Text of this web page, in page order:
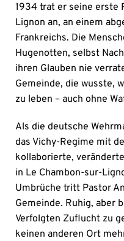
1934 trat er seine erste
Lignon an, an einem
Frankreichs. Die
Hugenotten, selbst
ihren Glauben nie
Gemeinde, die wusste,
zu leben – auch ohne
Als die deutsche
das Vichy-Regime mit
kollaborierte,
in Le Chambon-sur-
Umbrüche tritt Pastor
Gemeinde. Ruhig, aber
Verfolgten Zuflucht zu
keinen anderen Ort